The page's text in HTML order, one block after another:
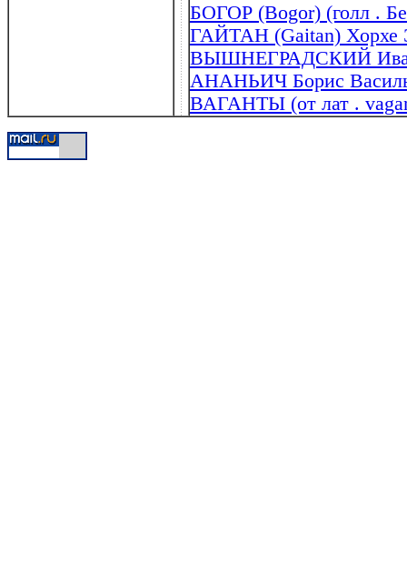
БОГОР (Bogor) (голл .
ГАЙТАН (Gaitan) Хорхе
ВЫШНЕГРАДСКИЙ Иван
АНАНЬИЧ Борис
ВАГАНТЫ (от лат .